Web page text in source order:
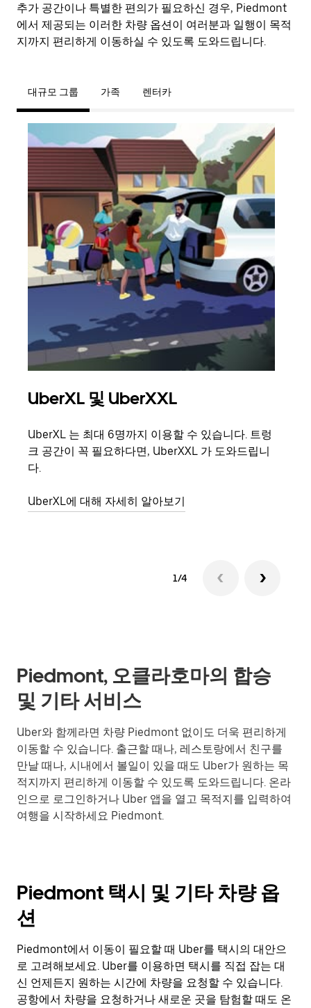
추가 공간이나 특별한 편의가 필요하신 경우, Piedmont
에서 제공되는 이러한 차량 옵션이 여러분과 일행이 목적
지까지 편리하게 이동하실 수 있도록 도와드립니다.
대규모 그룹 가족 렌터카
UberXL 및 UberXXL
UberXL 는 최대 6명까지 이용할 수 있습니다. 트렁
크 공간이 꼭 필요하다면, UberXXL 가 도와드립니
다.
UberXL에 대해 자세히 알아보기
1/4
Piedmont, 오클라호마의 합승
및 기타 서비스
Uber와 함께라면 차량 Piedmont 없이도 더욱 편리하게
이동할 수 있습니다. 출근할 때나, 레스토랑에서 친구를
만날 때나, 시내에서 볼일이 있을 때도 Uber가 원하는 목
적지까지 편리하게 이동할 수 있도록 도와드립니다. 온라
인으로 로그인하거나 Uber 앱을 열고 목적지를 입력하여
여행을 시작하세요 Piedmont.
Piedmont 택시 및 기타 차량 옵
션
Piedmont에서 이동이 필요할 때 Uber를 택시의 대안으
로 고려해보세요. Uber를 이용하면 택시를 직접 잡는 대
신 언제든지 원하는 시간에 차량을 요청할 수 있습니다.
공항에서 차량을 요청하거나 새로운 곳을 탐험할 때도 온